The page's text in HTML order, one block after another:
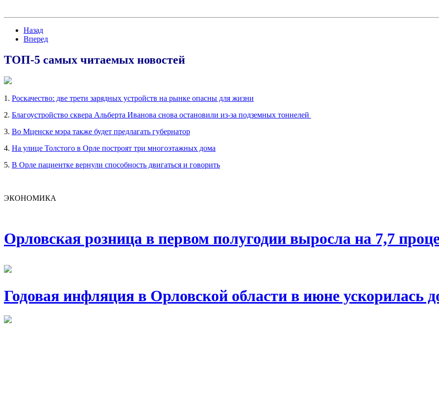
Назад
Вперед
ТОП-5 самых читаемых новостей
1. Роскачество: две трети зарядных устройств на рынке опасны для жизни
2. Благоустройство сквера Альберта Иванова снова остановили из-за подземных тоннелей
3. Во Мценске мэра также будет предлагать губернатор
4. На улице Толстого в Орле построят три многоэтажных дома
5. В Орле пациентке вернули способность двигаться и говорить
ЭКОНОМИКА
Орловская розница в первом полугодии выросла на 7,7
Годовая инфляция в Орловской области в июне ускорилась